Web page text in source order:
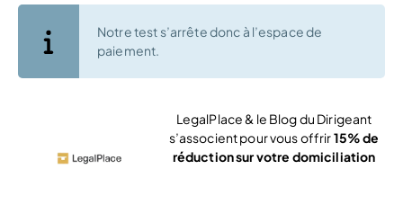
Notre test s’arrête donc à l’espace de
paiement.
LegalPlace & le Blog du Dirigeant
s’associent pour vous offrir15% de
réduction sur votre domiciliation